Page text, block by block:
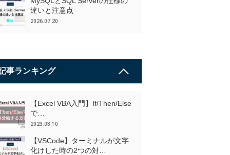
違いと注意点
2026.07.20
事ランキング
【Excel VBA入門】If/Then/Else
で…
2023.03.10
【VSCode】ターミナルが文字
化けした時の2つの対…